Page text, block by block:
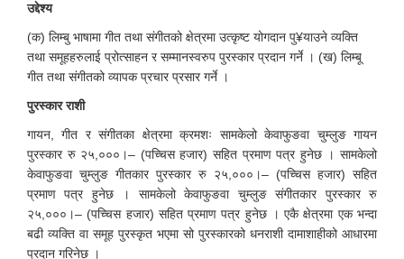
उद्देश्य
(क) लिम्बु भाषामा गीत तथा संगीतको क्षेत्रमा उत्कृष्ट योगदान पु¥याउने व्यक्ति
तथा समूहहरुलाई प्रोत्साहन र सम्मानस्वरुप पुरस्कार प्रदान गर्ने । (ख) लिम्बू
गीत तथा संगीतको व्यापक प्रचार प्रसार गर्ने ।
पुरस्कार राशी
गायन, गीत र संगीतका क्षेत्रमा क्रमशः सामकेलो केवाफुङवा चुम्लुङ गायन
पुरस्कार रु २५,०००।– (पच्चिस हजार) सहित प्रमाण पत्र हुनेछ । सामकेलो
केवाफुङवा चुम्लुङ गीतकार पुरस्कार रु २५,०००।– (पच्चिस हजार) सहित
प्रमाण पत्र हुनेछ । सामकेलो केवाफुङवा चुम्लुङ संगीतकार पुरस्कार रु
२५,०००।– (पच्चिस हजार) सहित प्रमाण पत्र हुनेछ । एकै क्षेत्रमा एक भन्दा
बढी व्यक्ति वा समूह पुरस्कृत भएमा सो पुरस्कारको धनराशी दामाशाहीको आधारमा
प्रदान गरिनेछ ।